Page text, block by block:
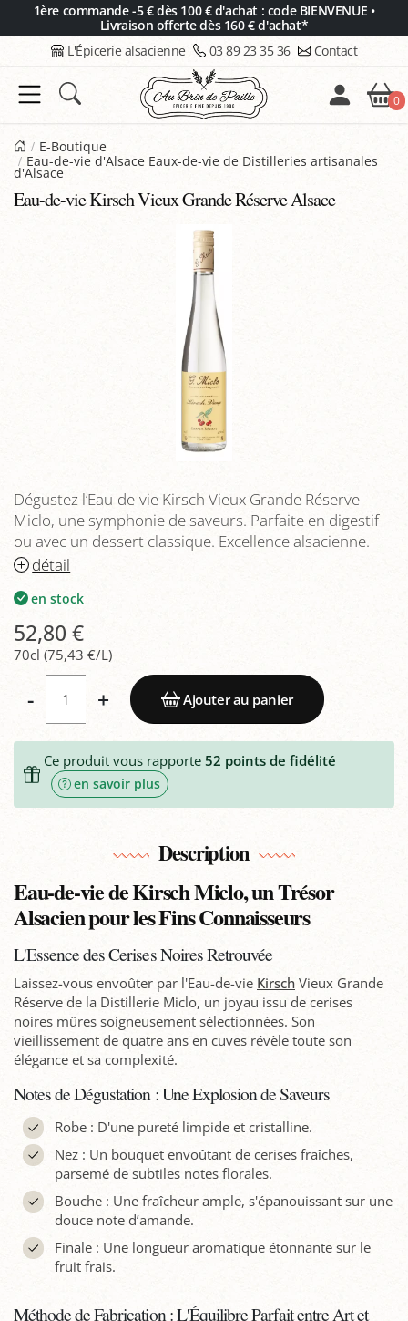
1ère commande -5 € dès 100 € d'achat : code BIENVENUE •
Livraison offerte dès 160 € d'achat*
L'Épicerie alsacienne 03 89 23 35 36 Contact
0
E-Boutique
Eau-de-vie d'Alsace Eaux-de-vie de Distilleries artisanales
d'Alsace
Eau-de-vie Kirsch Vieux Grande Réserve Alsace
Dégustez l’Eau-de-vie Kirsch Vieux Grande Réserve
Miclo, une symphonie de saveurs. Parfaite en digestif
ou avec un dessert classique. Excellence alsacienne.
détail
en stock
52,80 €
70cl (75,43 €/L)
- + Ajouter au panier
Ce produit vous rapporte52 points de fidélité
en savoir plus
Description
Eau-de-vie de Kirsch Miclo, un Trésor
Alsacien pour les Fins Connaisseurs
L'Essence des Cerises Noires Retrouvée
Laissez-vous envoûter par l'Eau-de-vie Kirsch Vieux Grande
Réserve de la Distillerie Miclo, un joyau issu de cerises
noires mûres soigneusement sélectionnées. Son
vieillissement de quatre ans en cuves révèle toute son
élégance et sa complexité.
Notes de Dégustation : Une Explosion de Saveurs
Robe : D'une pureté limpide et cristalline.
Nez : Un bouquet envoûtant de cerises fraîches,
parsemé de subtiles notes florales.
Bouche : Une fraîcheur ample, s'épanouissant sur une
douce note d’amande.
Finale : Une longueur aromatique étonnante sur le
fruit frais.
Méthode de Fabrication : L'Équilibre Parfait entre Art et
Panneau de gestion des cookies